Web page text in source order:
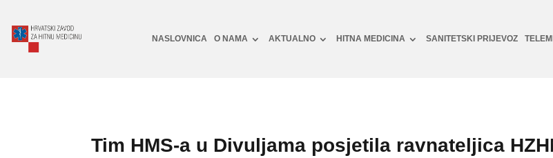
NASLOVNICA O NAMA AKTUALNO HITNA MEDICINA SANITETSKI PRIJEVOZ
Tim HMS-a u Divuljama posjetila ravnateljica